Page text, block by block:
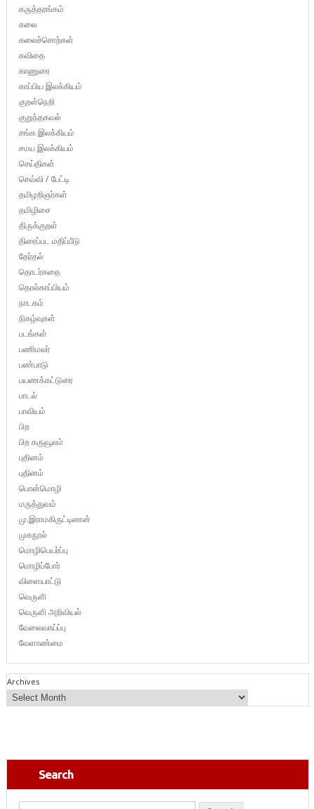
கருத்தரங்கம்
கலை
கலைச்சொற்கள்
கவிதை
காணுரை
காப்பிய இலக்கியம்
குறள்நெறி
குறுந்தகவல்
சங்க இலக்கியம்
சமய இலக்கியம்
செய்திகள்
செவ்வி / பேட்டி
தமிழறிஞர்கள்
தமிழிசை
திருக்குறள்
திரைப்பட மதிப்பீடு
தேர்தல்
தொடர்கதை
தொல்காப்பியம்
நாடகம்
நிகழ்வுகள்
படங்கள்
பணிமலர்
பண்பாடு
பயணக்கட்டுரை
பாடல்
பாவியம்
பிற
பிற கருவூலம்
புதினம்
புதினம்
பொன்மொழி
மருத்துவம்
மு.இராமகிருட்டிணன்
முகநூல்
மொழிபெயர்ப்பு
மொழிப்போர்
விளையாட்டு
வெருளி
வெருளி அறிவியல்
வேலைவாய்ப்பு
வேளாண்மை
Archives
Search